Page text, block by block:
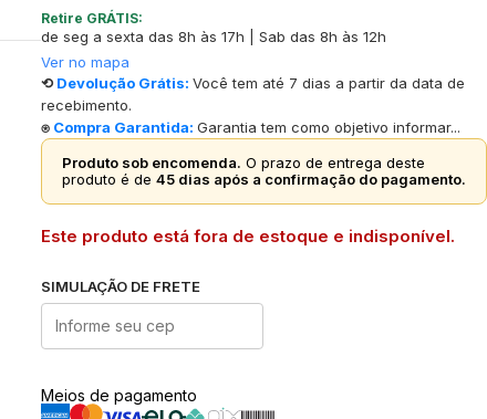
Retire GRÁTIS:
de seg a sexta das 8h às 17h | Sab das 8h às 12h
Ver no mapa
⟲ Devolução Grátis: Você tem até 7 dias a partir da data de
recebimento.
⍟ Compra Garantida: Garantia tem como objetivo informar...
Produto sob encomenda. O prazo de entrega deste
produto é de 45 dias após a confirmação do pagamento.
Este produto está fora de estoque e indisponível.
SIMULAÇÃO DE FRETE
Meios de pagamento